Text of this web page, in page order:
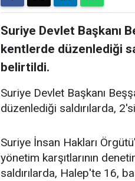
Suriye Devlet Başkanı
kentlerde düzenlediği
belirtildi.
Suriye Devlet Başkanı
düzenlediği saldırılarda,
Suriye İnsan Hakları
yönetim karşıtlarının
saldırılarda, Halep'te 16,